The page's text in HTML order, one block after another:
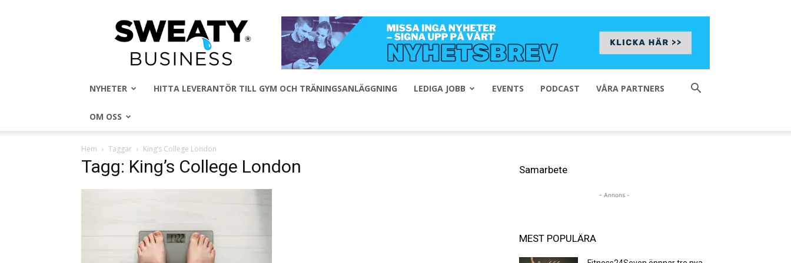
Sweaty
Business
NYHETER HITTA LEVERANTÖR TILL GYM OCH TRÄNINGSANLÄGGNING LEDIGA JOBB EVENTS PODCAST VÅRA PARTNERS
OM OSS
Hem Taggar King’s College London
Tagg: King’s College London Samarbete
- Annons -
MEST POPULÄRA